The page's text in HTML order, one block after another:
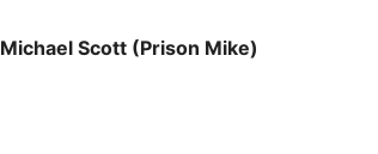
Michael Scott (Prison Mike)